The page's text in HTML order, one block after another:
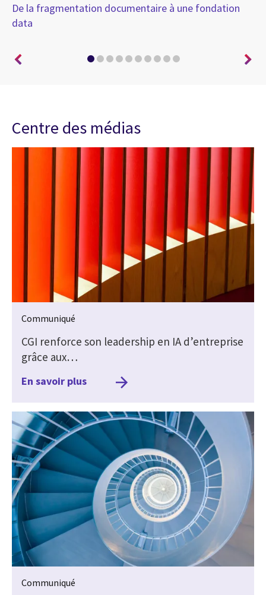
De la fragmentation documentaire à une fondation
data
Centre des médias
Communiqué
CGI renforce son leadership en IA d’entreprise
grâce aux…
En savoir plus
Communiqué